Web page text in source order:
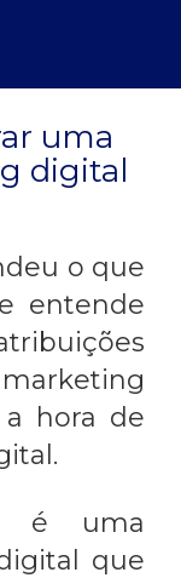
uma
digital
o que
entende
hora de
é uma
que